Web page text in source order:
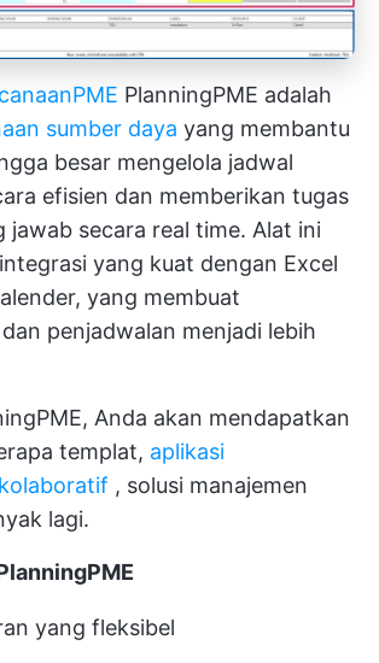
PlanningPME adalah
sumber daya yang membantu
besar mengelola jadwal
efisien dan memberikan tugas
jawab secara real time. Alat ini
yang kuat dengan Excel
yang membuat
penjadwalan menjadi lebih
Anda akan mendapatkan
templat, aplikasi
, solusi manajemen
lagi.
yang fleksibel